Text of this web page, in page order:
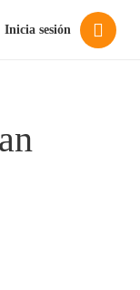
Inicia sesión